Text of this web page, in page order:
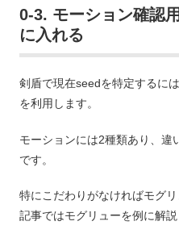
0-3. モーション確認
に入れる
剣盾で現在seedを特定するに
を利用します。
モーションには2種類あり、違
です。
特にこだわりがなければモグ
記事ではモグリューを例に解説